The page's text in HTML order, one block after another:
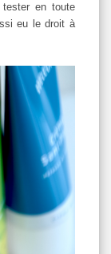
en toute
eu le droit à